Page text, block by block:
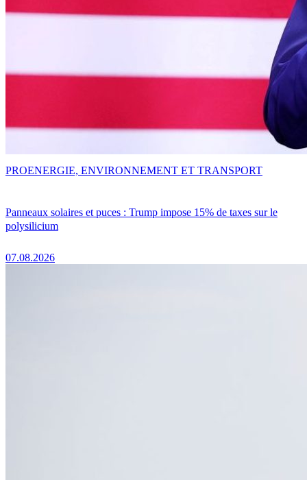
Panneaux solaires et puces : Trump impose 15% de taxes sur le
polysilicium
07.08.2026
PROENERGIE, ENVIRONNEMENT ET TRANSPORT